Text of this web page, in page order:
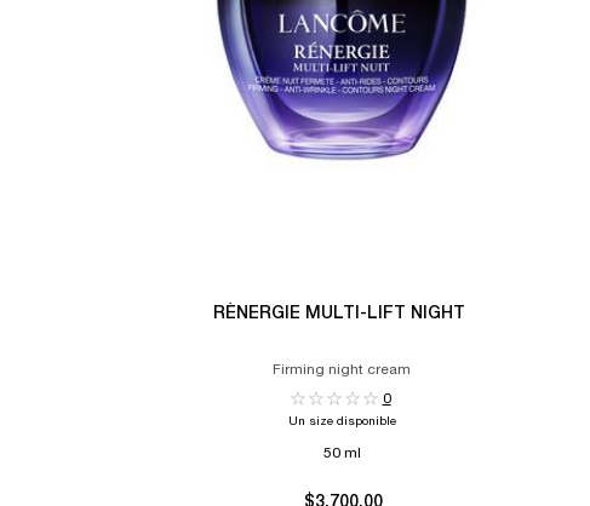
RÉNERGIE MULTI-LIFT NIGHT
Firming night cream
0
Un size disponible
50 ml